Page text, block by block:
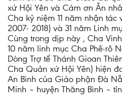
xứ Hội Yên và Cám ơn Ân
Cha kỷ niệm 11 năm nhận
2007- 2018) và 31 năm Linh
Cùng trong dịp này , Cha
10 năm linh mục Cha Phê-rô
Dòng Trợ tế Thánh Gioan
Cha Quản xứ Hội Yên) hiện
An Bình của Giáo phận Đà
Minh – huyện Thăng Bình –